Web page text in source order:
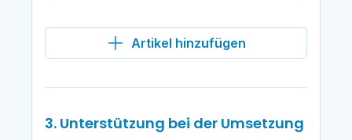
Artikel hinzufügen
3. Unterstützung bei der Umsetzung